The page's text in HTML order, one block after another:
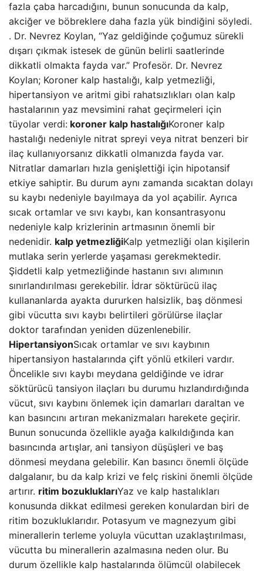
fazla çaba harcadığını, bunun sonucunda da kalp,
akciğer ve böbreklere daha fazla yük bindiğini söyledi.
. Dr. Nevrez Koylan, “Yaz geldiğinde çoğumuz sürekli
dışarı çıkmak istesek de günün belirli saatlerinde
dikkatli olmakta fayda var.” Profesör. Dr. Nevrez
Koylan; Koroner kalp hastalığı, kalp yetmezliği,
hipertansiyon ve aritmi gibi rahatsızlıkları olan kalp
hastalarının yaz mevsimini rahat geçirmeleri için
tüyolar verdi: koroner kalp hastalığıKoroner kalp
hastalığı nedeniyle nitrat spreyi veya nitrat benzeri bir
ilaç kullanıyorsanız dikkatli olmanızda fayda var.
Nitratlar damarları hızla genişlettiği için hipotansif
etkiye sahiptir. Bu durum aynı zamanda sıcaktan dolayı
su kaybı nedeniyle bayılmaya da yol açabilir. Ayrıca
sıcak ortamlar ve sıvı kaybı, kan konsantrasyonu
nedeniyle kalp krizlerinin artmasının önemli bir
nedenidir. kalp yetmezliğiKalp yetmezliği olan kişilerin
mutlaka serin yerlerde yaşaması gerekmektedir.
Şiddetli kalp yetmezliğinde hastanın sıvı alımının
sınırlandırılması gerekebilir. İdrar söktürücü ilaç
kullananlarda ayakta dururken halsizlik, baş dönmesi
gibi vücutta sıvı kaybı belirtileri görülürse ilaçlar
doktor tarafından yeniden düzenlenebilir.
HipertansiyonSıcak ortamlar ve sıvı kaybının
hipertansiyon hastalarında çift yönlü etkileri vardır.
Öncelikle sıvı kaybı meydana geldiğinde ve idrar
söktürücü tansiyon ilaçları bu durumu hızlandırdığında
vücut, sıvı kaybını önlemek için damarları daraltan ve
kan basıncını artıran mekanizmaları harekete geçirir.
Bunun sonucunda özellikle ayağa kalkıldığında kan
basıncında artışlar, ani tansiyon düşüşleri ve baş
dönmesi meydana gelebilir. Kan basıncı önemli ölçüde
dalgalanır, bu da kalp krizi ve felç riskini önemli ölçüde
artırır. ritim bozukluklarıYaz ve kalp hastalıkları
konusunda dikkat edilmesi gereken konulardan biri de
ritim bozukluklarıdır. Potasyum ve magnezyum gibi
minerallerin terleme yoluyla vücuttan uzaklaştırılması,
vücutta bu minerallerin azalmasına neden olur. Bu
durum özellikle kalp hastalarında ölümcül olabilecek